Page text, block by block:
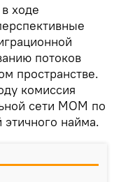
ходе
потоков
пространстве.
комиссия
сети МОМ по
этичного найма.